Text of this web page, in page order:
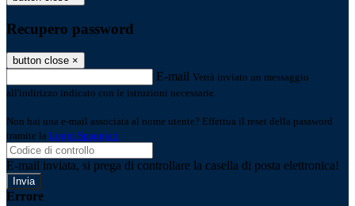
Recupero password
button close ×
E-mail Verrà inviato un messaggio
all'indirizzo indicato con le istruzioni necessarie.
Non hai una e-mail associata al nome utente? Effettua il reset della password
tramite la Login Spaggiari
E-mail inviata, si prega di controllare la casella di posta elettronica!
Errore